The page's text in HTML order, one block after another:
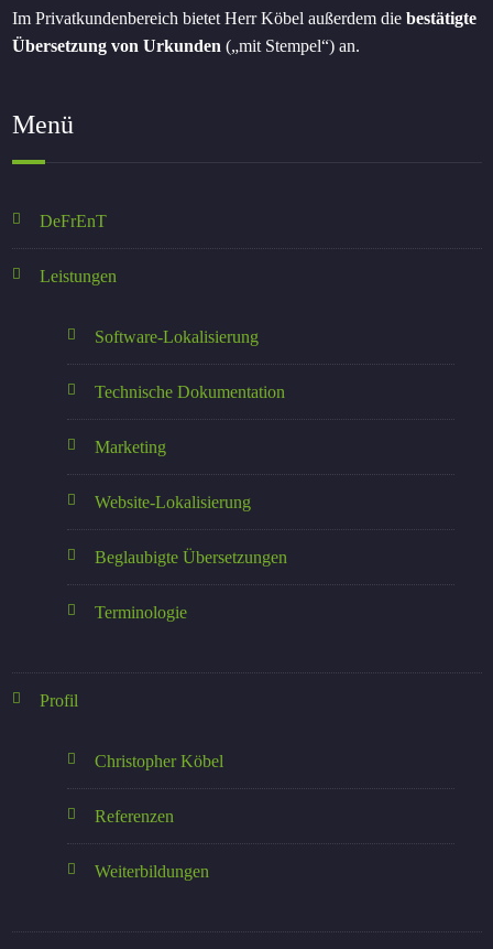
Im Privatkundenbereich bietet Herr Köbel außerdem die bestätigte
Übersetzung von Urkunden („mit Stempel“) an.
Menü
DeFrEnT
Leistungen
Software-Lokalisierung
Technische Dokumentation
Marketing
Website-Lokalisierung
Beglaubigte Übersetzungen
Terminologie
Profil
Christopher Köbel
Referenzen
Weiterbildungen